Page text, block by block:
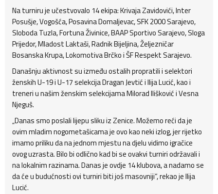
Na turniru je učestvovalo 14 ekipa: Krivaja Zavidovići, Inter
Posušje, Vogošća, Posavina Domaljevac, SFK 2000 Sarajevo,
Sloboda Tuzla, Fortuna Živinice, BAAP Sportivo Sarajevo, Sloga
Prijedor, Mladost Laktaši, Radnik Bijeljina, Željezničar
Bosanska Krupa, Lokomotiva Brčko i ŠF Respekt Sarajevo.
Današnju aktivnost su između ostalih propratili i selektori
ženskih U-19 i U-17 selekcija Dragan Jevtić i Ilija Lucić, kao i
treneri u našim ženskim selekcijama Milorad Ilišković i Vesna
Njeguš.
„Danas smo poslali lijepu sliku iz Zenice. Možemo reći da je
ovim mladim nogometašicama je ovo kao neki izlog, jer rijetko
imamo priliku da na jednom mjestu na djelu vidimo igračice
ovog uzrasta. Bilo bi odlično kad bi se ovakvi turniri održavali i
na lokalnim razinama. Danas je ovdje 14 klubova, a nadamo se
da će u budućnosti ovi turniri biti još masovniji“, rekao je Ilija
Lucić.